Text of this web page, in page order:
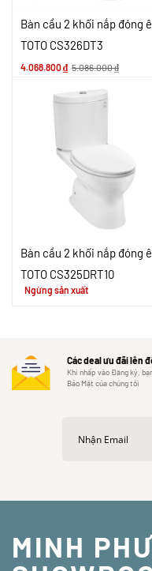
Bàn cầu 2 khối nắp đóng
TOTO CS326DT3
4.068.800₫ 5.086.000₫
Bàn cầu 2 khối nắp đóng
TOTO CS325DRT10
Ngừng sản xuất
Các deal ưu đãi lên
Khi nhấp vào Đăng ký,
Bảo Mật của chúng tôi
MINH